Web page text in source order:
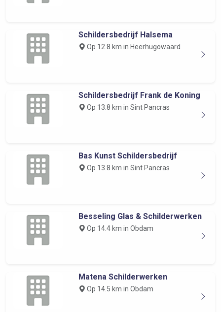
Schildersbedrijf Halsema
Op 12.8 km in Heerhugowaard
Schildersbedrijf Frank de Koning
Op 13.8 km in Sint Pancras
Bas Kunst Schildersbedrijf
Op 13.8 km in Sint Pancras
Besseling Glas & Schilderwerken
Op 14.4 km in Obdam
Matena Schilderwerken
Op 14.5 km in Obdam